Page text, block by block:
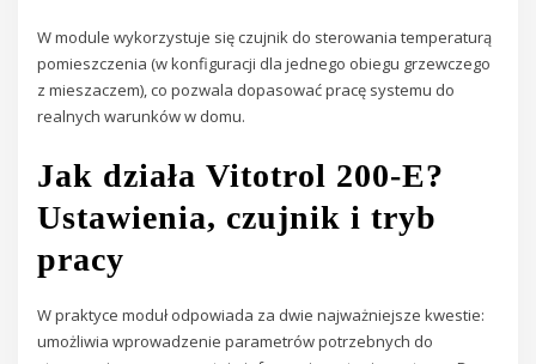
W module wykorzystuje się czujnik do sterowania temperaturą
pomieszczenia (w konfiguracji dla jednego obiegu grzewczego
z mieszaczem), co pozwala dopasować pracę systemu do
realnych warunków w domu.
Jak działa Vitotrol 200-E?
Ustawienia, czujnik i tryb
pracy
W praktyce moduł odpowiada za dwie najważniejsze kwestie:
umożliwia wprowadzenie parametrów potrzebnych do